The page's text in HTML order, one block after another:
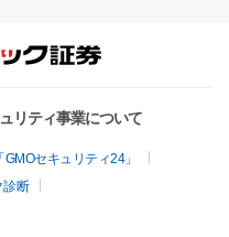
リティ事業について
セキュリティ24」
診断